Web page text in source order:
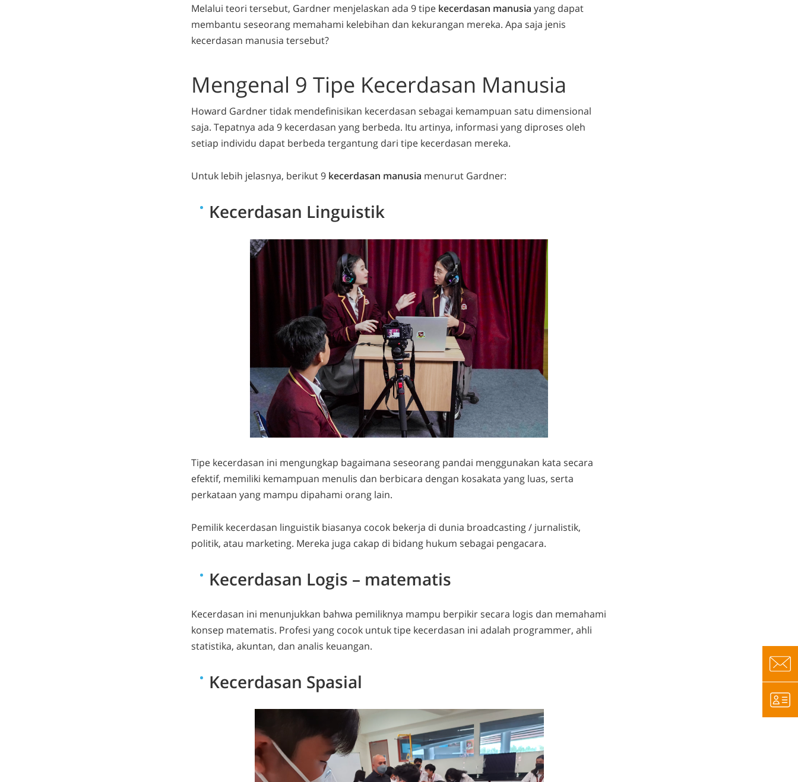
Melalui teori tersebut, Gardner menjelaskan ada 9 tipe kecerdasan manusia yang dapat
membantu seseorang memahami kelebihan dan kekurangan mereka. Apa saja jenis
kecerdasan manusia tersebut?
Mengenal 9 Tipe Kecerdasan Manusia
Howard Gardner tidak mendefinisikan kecerdasan sebagai kemampuan satu dimensional
saja. Tepatnya ada 9 kecerdasan yang berbeda. Itu artinya, informasi yang diproses oleh
setiap individu dapat berbeda tergantung dari tipe kecerdasan mereka.
Untuk lebih jelasnya, berikut 9 kecerdasan manusia menurut Gardner:
Kecerdasan Linguistik
Tipe kecerdasan ini mengungkap bagaimana seseorang pandai menggunakan kata secara
efektif, memiliki kemampuan menulis dan berbicara dengan kosakata yang luas, serta
perkataan yang mampu dipahami orang lain.
Pemilik kecerdasan linguistik biasanya cocok bekerja di dunia broadcasting/ jurnalistik,
politik, atau marketing. Mereka juga cakap di bidang hukum sebagai pengacara.
Kecerdasan Logis – matematis
Kecerdasan ini menunjukkan bahwa pemiliknya mampu berpikir secara logis dan memahami
konsep matematis. Profesi yang cocok untuk tipe kecerdasan ini adalah programmer, ahli
statistika, akuntan, dan analis keuangan.
Kecerdasan Spasial